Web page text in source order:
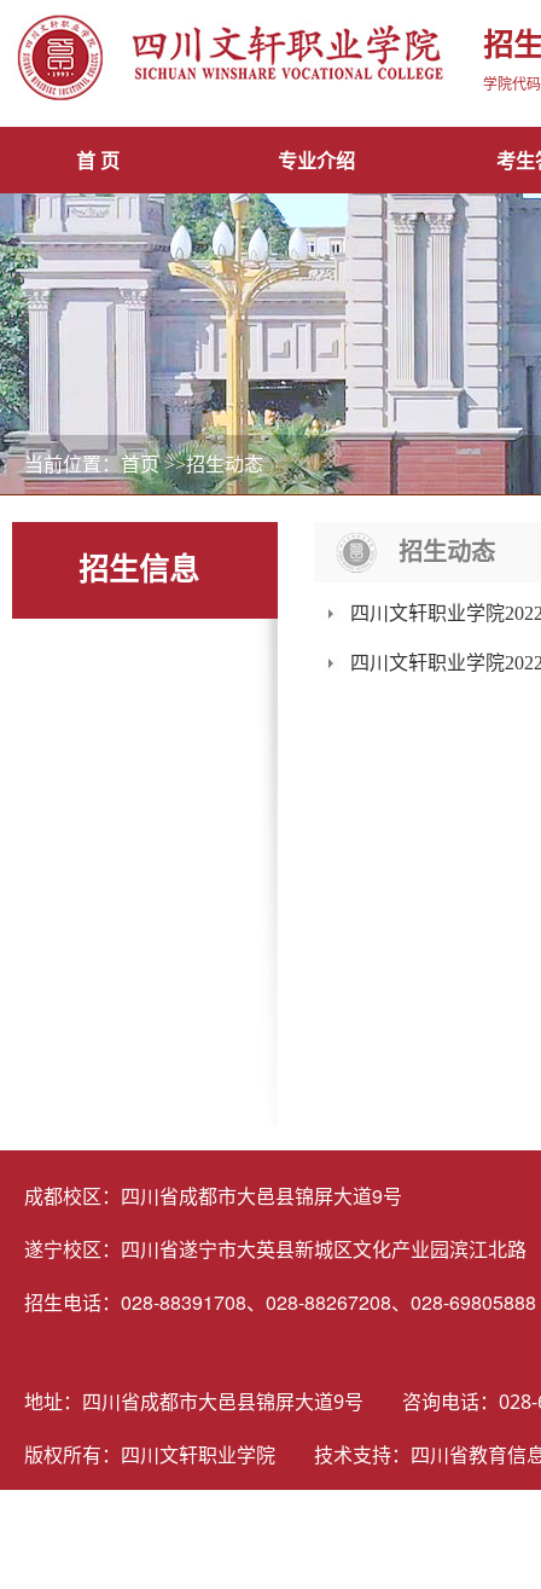
招生信息
招生动态
四川文轩职业学院
四川文轩职业学院
成都校区：四川省成都市大邑县锦屏大道9号
遂宁校区：四川省遂宁市大英县新城区文化产业园滨江北路
招生电话：028-88391708、028-88267208、028-69805888
地址：四川省成都市大邑县锦屏大道9号 咨询电话
版权所有：四川文轩职业学院 技术支持： 四川省教育信
当前位置：首页>>招生动态
首 页 专业介绍 考生
招
学院代